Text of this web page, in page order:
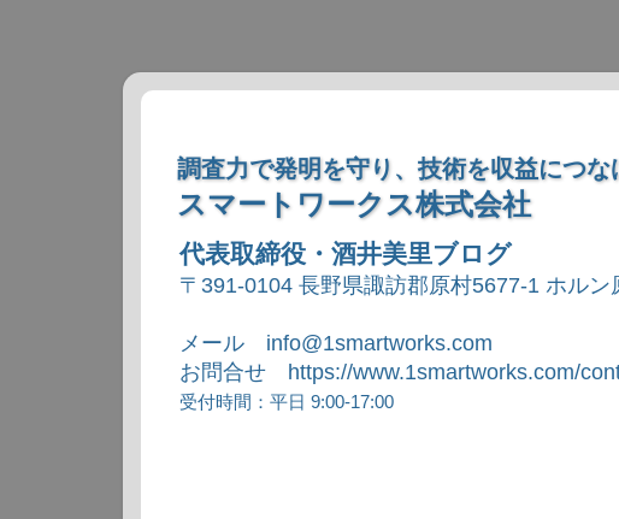
調査力で発明を守り、技術を収益につな
スマートワークス株式会社
代表取締役・酒井美里ブログ
〒391-0104 長野県諏訪郡原村5677-1 ホルン
メール info@1smartworks.com
お問合せ https://www.1smartworks.com/
受付時間：平日 9:00-17:00